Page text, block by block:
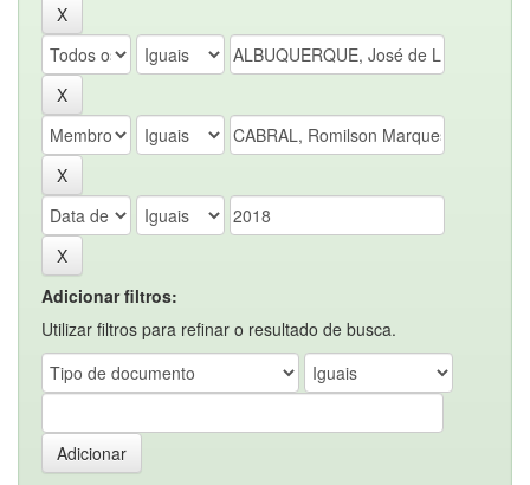
Adicionar filtros:
Utilizar filtros para refinar o resultado de busca.